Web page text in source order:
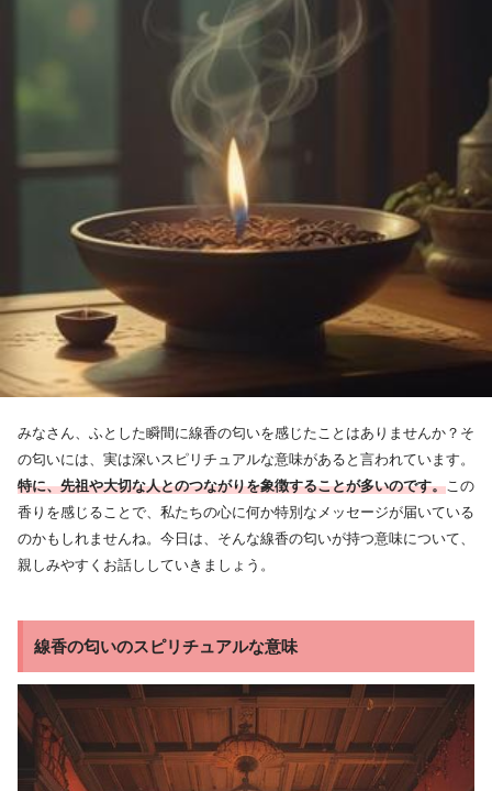
みなさん、ふとした瞬間に線香の匂いを感じたことはありませんか？そ
の匂いには、実は深いスピリチュアルな意味があると言われています。
特に、先祖や大切な人とのつながりを象徴することが多いのです。 この
香りを感じることで、私たちの心に何か特別なメッセージが届いている
のかもしれませんね。今日は、そんな線香の匂いが持つ意味について、
親しみやすくお話ししていきましょう。
線香の匂いのスピリチュアルな意味